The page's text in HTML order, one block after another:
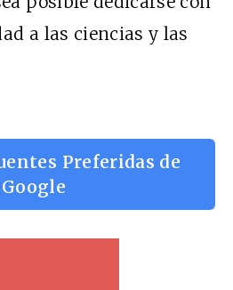
a las ciencias y las
Preferidas de
Google